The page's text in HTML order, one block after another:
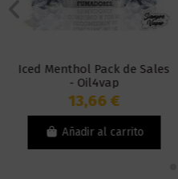
Iced Menthol Pack de Sales
- Oil4vap
13,66 €
Añadir al carrito